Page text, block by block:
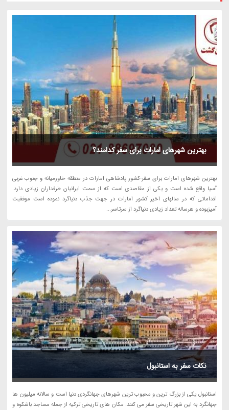
بهترین شهرهای امارات برای سفر کدامند؟
بهترین شهرهای امارات برای سفر-کشور پادشاهی امارات در منطقه خاورمیانه و جنوب غربی
آسیا واقع شده است و یکی از مقاصدی است که از سمت ایرانیان طرفداران زیادی دارد.
اقداماتی که در سالهای اخیر کشور امارات در جهت جذب دنیاگرد نموده است موفقیت
آمیزبوده و هرساله تعداد زیادی دنیاگرد از سرتاسر...
نکات سفر به استانبول
استانبول یکی از بزرگ ترین و محبوب ترین شهرهای جهانگردی دنیا است و سالانه میلیون ها
جهانگرد به این شهر تاریخی سفر می کنند. مکان های تاریخی ترکیه از جمله مساجد باشکوه و